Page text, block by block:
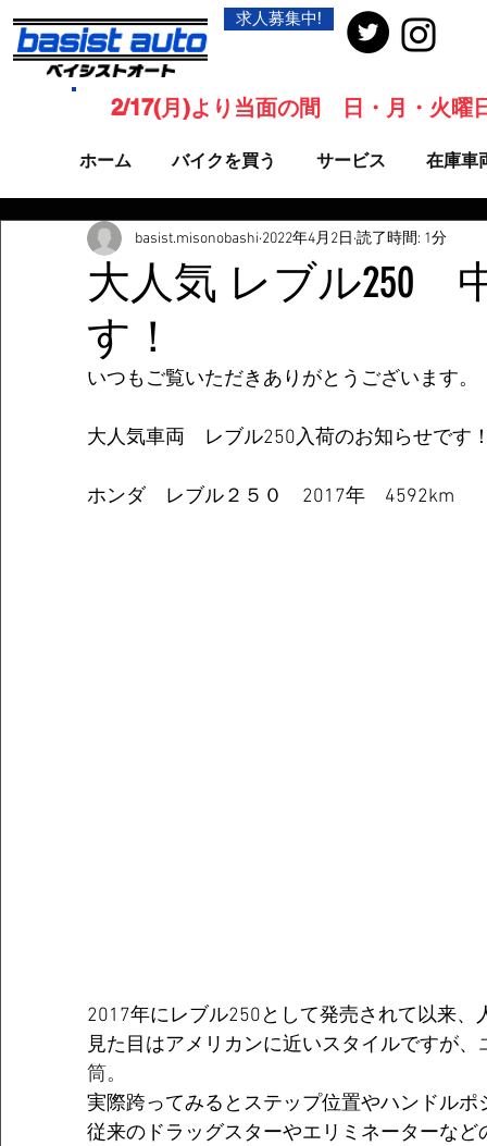
求人募集中!
ホーム バイクを買う サービス 在庫車
2/17(月)より当面の間 日・月・火曜
大人気 レブル250
す！
basist.misonobashi 2022年4月2日 読了時間: 1分
いつもご覧いただきありがとうございます。
大人気車両　レブル250入荷のお知らせです
ホンダ　レブル２５０　2017年　4592km
2017年にレブル250として発売されて以来、
見た目はアメリカンに近いスタイルですが、
筒。
実際跨ってみるとステップ位置やハンドル
従来のドラッグスターやエリミネーターなど